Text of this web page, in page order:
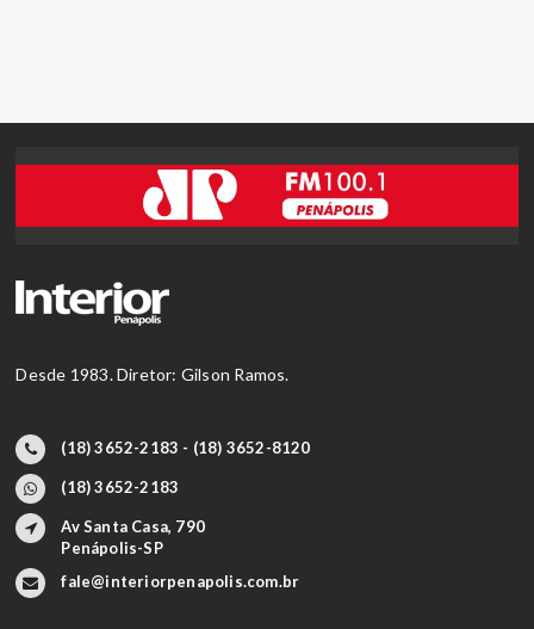
Desde 1983. Diretor: Gilson Ramos.
(18) 3652-2183 - (18) 3652-8120
(18) 3652-2183
Av Santa Casa, 790
Penápolis-SP
fale@interiorpenapolis.com.br